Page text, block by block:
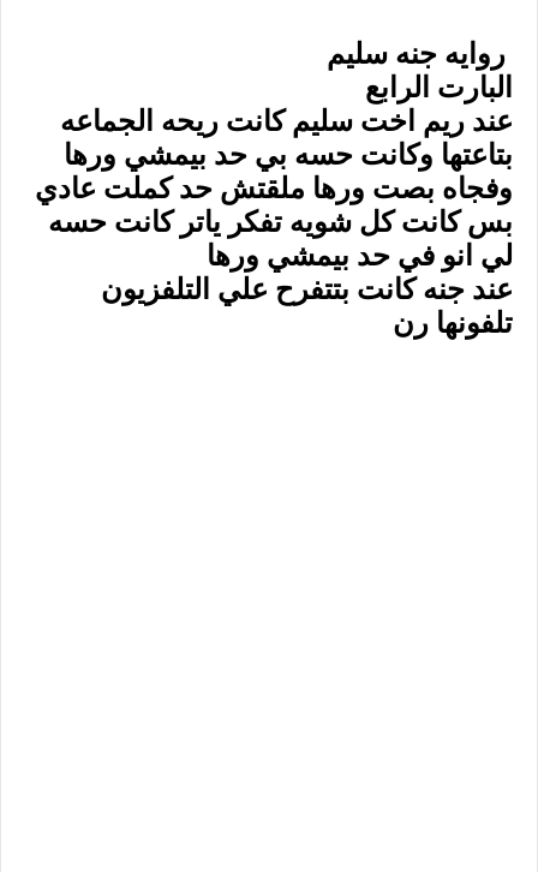
روايه جنه سليم
البارت الرابع
عند ريم اخت سليم كانت ريحه الجماعه
بتاعتها وكانت حسه بي حد بيمشي ورها
وفجاه بصت ورها ملقتش حد كملت عادي
بس كانت كل شويه تفكر ياتر كانت حسه
لي انو في حد بيمشي ورها
عند جنه كانت بتتفرح علي التلفزيون
تلفونها رن